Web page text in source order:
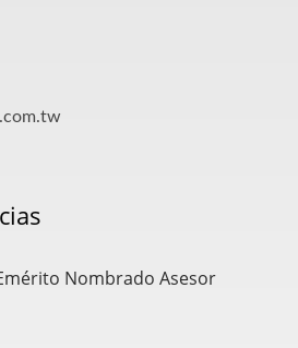
Nombrado Asesor